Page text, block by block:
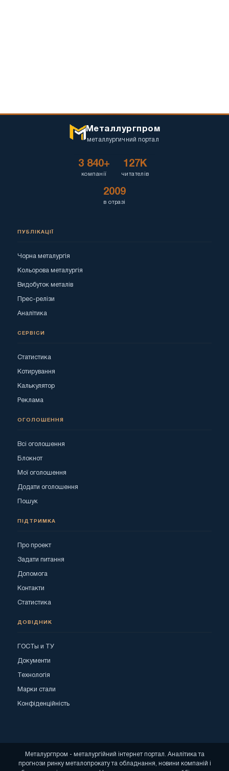
Металлургпром
металлургичний портал
3 840+
компанії
127K
читателів
2009
в отразі
ПУБЛІКАЦІЇ
Чорна металургія
Кольорова металургія
Видобуток металів
Прес-релізи
Аналітика
СЕРВІСИ
Статистика
Котирування
Калькулятор
Реклама
ОГОЛОШЕННЯ
Всі оголошення
Блокнот
Мої оголошення
Додати оголошення
Пошук
ПІДТРИМКА
Про проект
Задати питання
Допомога
Контакти
Статистика
ДОВІДНИК
ГОСТы и ТУ
Документи
Технологія
Марки стали
Конфіденційність
Металургпром - металургійний інтернет портал. Аналітика та
прогнози ринку металопрокату та обладнання, новини компаній і